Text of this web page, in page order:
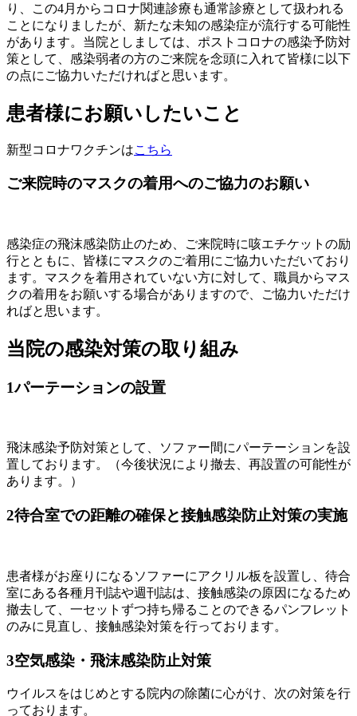
り、この4月からコロナ関連診療も通常診療として扱われる
ことになりましたが、新たな未知の感染症が流行する可能性
があります。当院としましては、ポストコロナの感染予防対
策として、感染弱者の方のご来院を念頭に入れて皆様に以下
の点にご協力いただければと思います。
患者様にお願いしたいこと
新型コロナワクチンはこちら
ご来院時のマスクの着用へのご協力のお願い
感染症の飛沫感染防止のため、ご来院時に咳エチケットの励
行とともに、皆様にマスクのご着用にご協力いただいており
ます。マスクを着用されていない方に対して、職員からマス
クの着用をお願いする場合がありますので、ご協力いただけ
ればと思います。
当院の感染対策の取り組み
1パーテーションの設置
飛沫感染予防対策として、ソファー間にパーテーションを設
置しております。（今後状況により撤去、再設置の可能性が
あります。）
2待合室での距離の確保と接触感染防止対策の実施
患者様がお座りになるソファーにアクリル板を設置し、待合
室にある各種月刊誌や週刊誌は、接触感染の原因になるため
撤去して、一セットずつ持ち帰ることのできるパンフレット
のみに見直し、接触感染対策を行っております。
3空気感染・飛沫感染防止対策
ウイルスをはじめとする院内の除菌に心がけ、次の対策を行
っております。